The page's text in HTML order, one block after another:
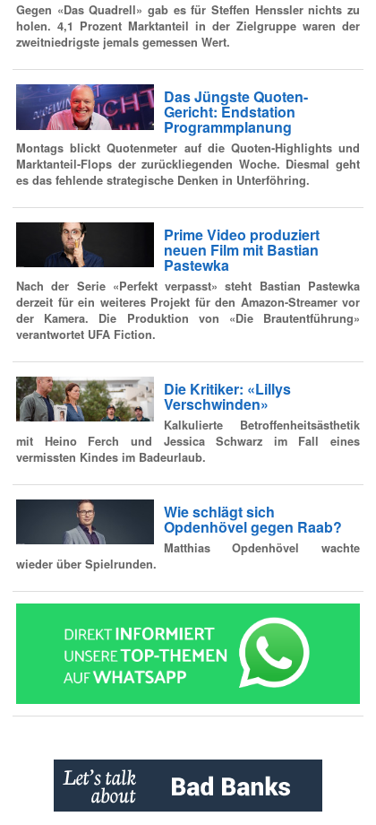
Gegen «Das Quadrell» gab es für Steffen Henssler nichts zu
holen. 4,1 Prozent Marktanteil in der Zielgruppe waren der
zweitniedrigste jemals gemessen Wert.
Das Jüngste Quoten-
Gericht: Endstation
Programmplanung
Montags blickt Quotenmeter auf die Quoten-Highlights und
Marktanteil-Flops der zurückliegenden Woche. Diesmal geht
es das fehlende strategische Denken in Unterföhring.
Prime Video produziert
neuen Film mit Bastian
Pastewka
Nach der Serie «Perfekt verpasst» steht Bastian Pastewka
derzeit für ein weiteres Projekt für den Amazon-Streamer vor
der Kamera. Die Produktion von «Die Brautentführung»
verantwortet UFA Fiction.
Die Kritiker: «Lillys
Verschwinden»
Kalkulierte Betroffenheitsästhetik
mit Heino Ferch und Jessica Schwarz im Fall eines
vermissten Kindes im Badeurlaub.
Wie schlägt sich
Opdenhövel gegen Raab?
Matthias Opdenhövel wachte
wieder über Spielrunden.